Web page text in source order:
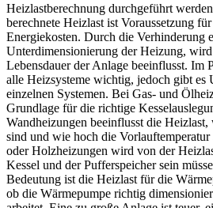
Heizlastberechnung durchgeführt
berechnete Heizlast ist Voraussetzung
Energiekosten. Durch die Verhinderung
Unterdimensionierung der Heizung,
Lebensdauer der Anlage beeinflusst. Im
alle Heizsysteme wichtig, jedoch gibt es
einzelnen Systemen. Bei Gas- und
Grundlage für die richtige
Wandheizungen beeinflusst die
sind und wie hoch die
oder Holzheizungen wird von der
Kessel und der Pufferspeicher sein
Bedeutung ist die Heizlast für die
ob die Wärmepumpe richtig